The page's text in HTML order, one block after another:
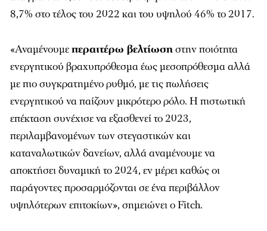
8,7% στο τέλος του 2022 και του υψηλού 46% το 2017.
«Αναμένουμεπεραιτέρω βελτίωσηστην ποιότητα
ενεργητικού βραχυπρόθεσμα έως μεσοπρόθεσμα αλλά
με πιο συγκρατημένο ρυθμό, με τις πωλήσεις
ενεργητικού να παίζουν μικρότερο ρόλο. Η πιστωτική
επέκταση συνέχισε να εξασθενεί το 2023,
περιλαμβανομένων των στεγαστικών και
καταναλωτικών δανείων, αλλά αναμένουμε να
αποκτήσει δυναμική το 2024, εν μέρει καθώς οι
παράγοντες προσαρμόζονται σε ένα περιβάλλον
υψηλότερων επιτοκίων», σημειώνει ο Fitch.